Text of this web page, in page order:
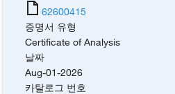
62600415
증명서 유형
Certificate of Analysis
날짜
Aug-01-2026
카탈로그 번호